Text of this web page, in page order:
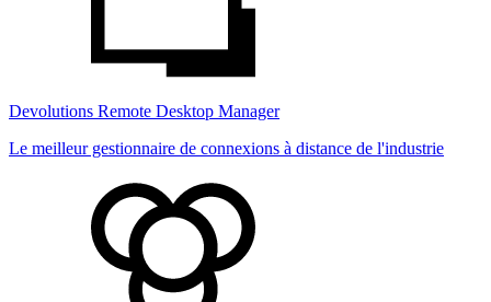
Devolutions Remote Desktop Manager
Le meilleur gestionnaire de connexions à distance de l'industrie